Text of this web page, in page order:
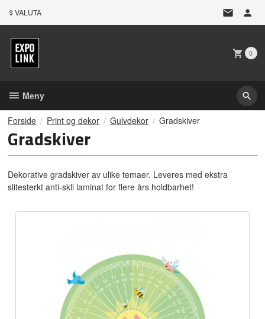
VALUTA
0
Meny
Forside Print og dekor Gulvdekor Gradskiver
Gradskiver
Dekorative gradskiver av ulike temaer. Leveres med ekstra
slitesterkt anti-skli laminat for flere års holdbarhet!